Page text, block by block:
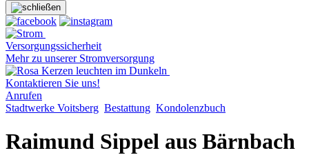
Versorgungssicherheit
Mehr zu unserer Stromversorgung
Kontaktieren Sie uns!
Anrufen
Stadtwerke Voitsberg Bestattung Kondolenzbuch
Raimund Sippel aus Bärnbach